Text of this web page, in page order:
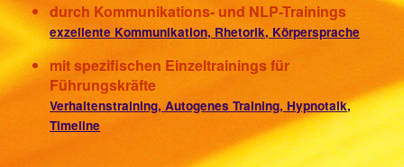
durch Kommunikations- und NLP-Trainings
exzellente Kommunikation, Rhetorik, Körpersprache
mit spezifischen Einzeltrainings für
Führungskräfte
Verhaltenstraining, Autogenes Training, Hypnotalk,
Timeline